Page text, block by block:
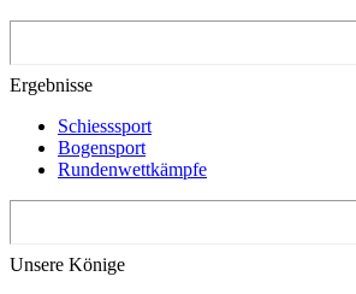
Ergebnisse
Schiesssport
Bogensport
Rundenwettkämpfe
Unsere Könige